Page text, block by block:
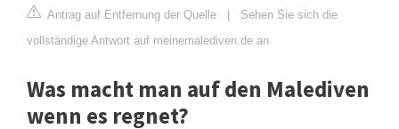
Antrag auf Entfernung der Quelle | Sehen Sie sich die
vollständige Antwort auf meinemalediven.de an
Was macht man auf den Malediven
wenn es regnet?